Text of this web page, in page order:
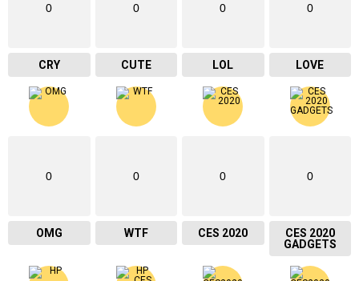
0
CRY
0
CUTE
0
LOL
0
LOVE
0
OMG
0
WTF
0
CES 2020
0
CES 2020
GADGETS